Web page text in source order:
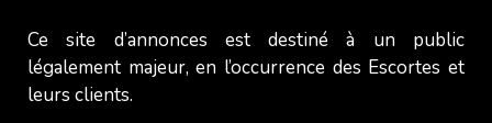
Globalement:
Ce site d’annonces est destiné à un public
légalement majeur, en l’occurrence des Escortes et
leurs clients.